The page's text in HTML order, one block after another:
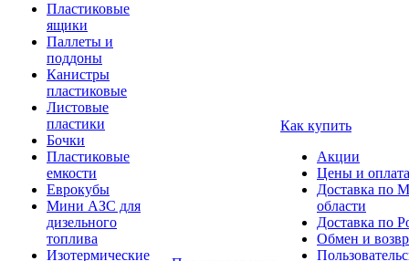
Пластиковые
ящики
Паллеты и
поддоны
Канистры
пластиковые
Листовые
пластики
Бочки
Пластиковые
емкости
Еврокубы
Мини АЗС для
дизельного
топлива
Изотермические
Как купить
Акции
Цены и оплата
Доставка по
области
Доставка по
Обмен и